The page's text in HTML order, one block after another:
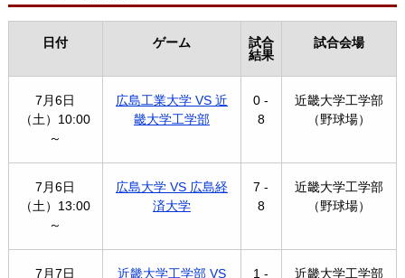
日付 ゲーム
試合
結果
試合会場
7月6日
（土）10:00
～
広島工業大学 VS 近
畿大学工学部
0 -
8
近畿大学工学部
（野球場）
7月6日
（土）13:00
～
広島大学 VS 広島経
済大学
7 -
8
近畿大学工学部
（野球場）
7月7日
近畿大学工学部 VS
1 -
近畿大学工学部